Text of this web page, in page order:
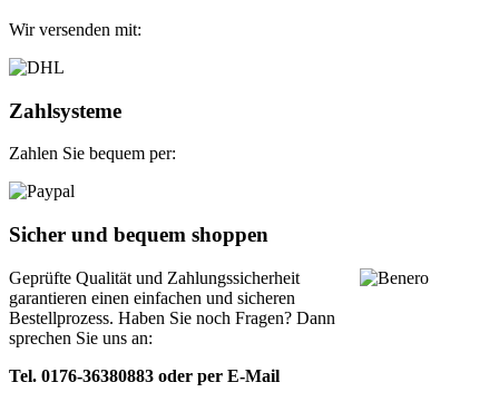
Wir versenden mit:
Zahlsysteme
Zahlen Sie bequem per:
Sicher und bequem shoppen
Geprüfte Qualität und Zahlungssicherheit
garantieren einen einfachen und sicheren
Bestellprozess. Haben Sie noch Fragen? Dann
sprechen Sie uns an:
Tel. 0176-36380883 oder per E-Mail